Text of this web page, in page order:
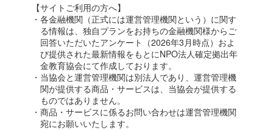
【サイトご利用の方へ】
・各金融機関（正式には運営管理機関という）に関す
る情報は、独自プランをお持ちの金融機関様からご
回答いただいたアンケート（2026年3月時点）およ
び提供された最新情報をもとにNPO法人確定拠出年
金教育協会にて作成しております。
・当協会と運営管理機関は別法人であり、運営管理機
関が提供する商品・サービスは、当協会が提供する
ものではありません。
・商品・サービスに係るお問い合わせは運営管理機関
宛にお願いいたします。